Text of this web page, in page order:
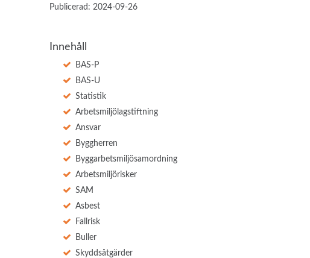
Publicerad: 2024-09-26
Innehåll
BAS-P
BAS-U
Statistik
Arbetsmiljölagstiftning
Ansvar
Byggherren
Byggarbetsmiljösamordning
Arbetsmiljörisker
SAM
Asbest
Fallrisk
Buller
Skyddsåtgärder